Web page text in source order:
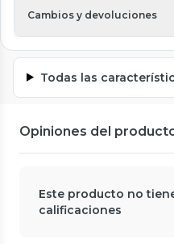
Cambios y devoluciones
Todas las
Opiniones del
Este producto no
calificaciones